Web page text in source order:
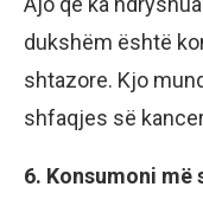
dukshëm është
shtazore. Kjo
shfaqjes së
6. Konsumoni më